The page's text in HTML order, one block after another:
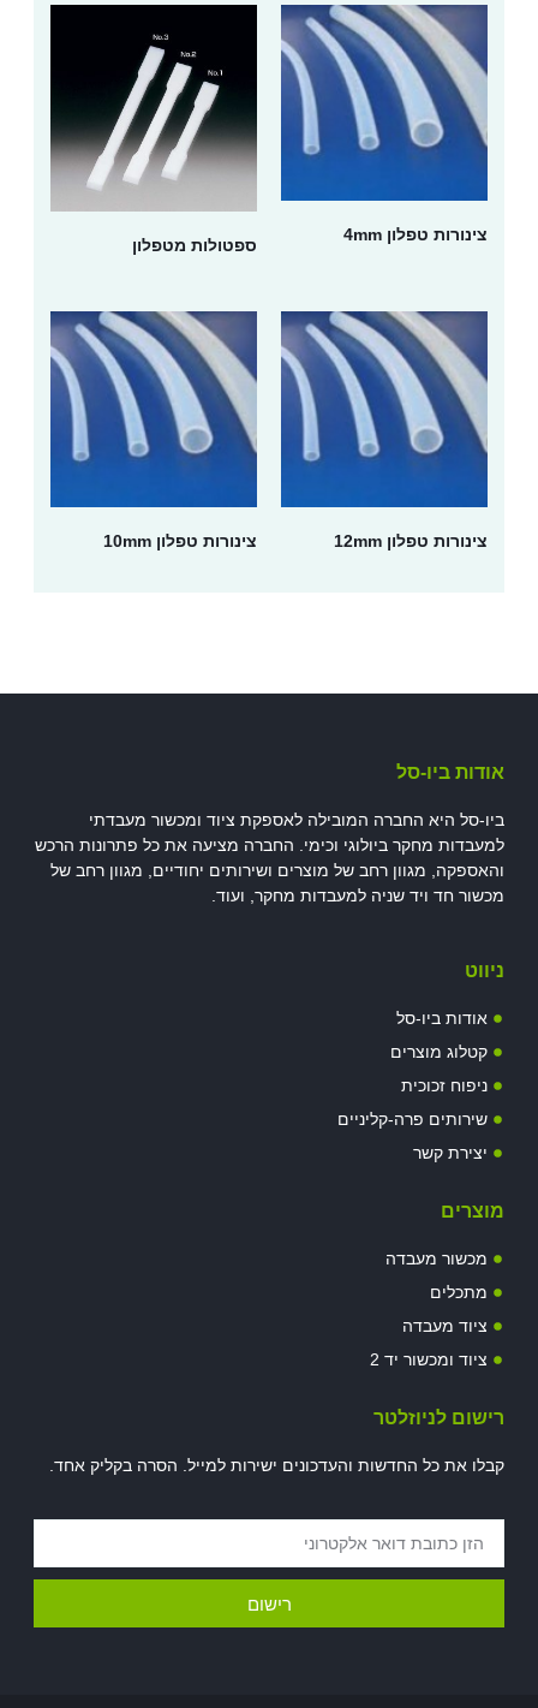
צינורות טפלון 4mm
ספטולות מטפלון
צינורות טפלון 12mm צינורות טפלון 10mm
אודות ביו-סל
ביו-סל היא החברה המובילה לאספקת ציוד ומכשור מעבדתי
למעבדות מחקר ביולוגי וכימי. החברה מציעה את כל פתרונות הרכש
והאספקה, מגוון רחב של מוצרים ושירותים יחודיים, מגוון רחב של
מכשור חד ויד שניה למעבדות מחקר, ועוד.
ניווט
אודות ביו-סל
קטלוג מוצרים
ניפוח זכוכית
שירותים פרה-קליניים
יצירת קשר
מוצרים
מכשור מעבדה
מתכלים
ציוד מעבדה
ציוד ומכשור יד 2
רישום לניוזלטר
קבלו את כל החדשות והעדכונים ישירות למייל. הסרה בקליק אחד.
רישום